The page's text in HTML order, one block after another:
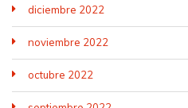
diciembre 2022
noviembre 2022
octubre 2022